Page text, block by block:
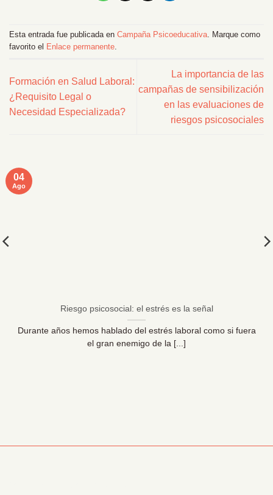
Esta entrada fue publicada en Campaña Psicoeducativa . Marque como
favorito el Enlace permanente
Formación en Salud Laboral:
¿Requisito Legal o
Necesidad Especializada?
La importancia de las
campañas de sensibilización
en las evaluaciones de
riesgos psicosociales
Riesgo psicosocial: el estrés es la señal
Durante años hemos hablado del estrés laboral como si fuera
el gran enemigo de la [...]
04
Ago